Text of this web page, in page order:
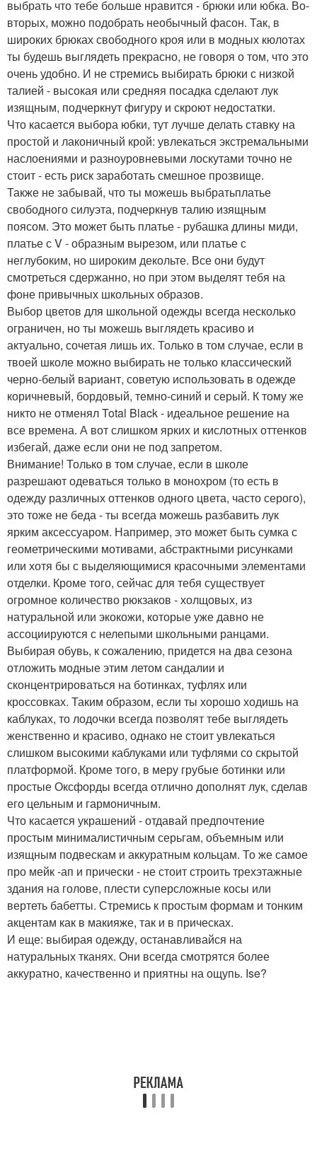
выбрать что тебе больше нравится - брюки или юбка. Во-
вторых, можно подобрать необычный фасон. Так, в
широких брюках свободного кроя или в модных кюлотах
ты будешь выглядеть прекрасно, не говоря о том, что это
очень удобно. И не стремись выбирать брюки с низкой
талией - высокая или средняя посадка сделают лук
изящным, подчеркнут фигуру и скроют недостатки.
Что касается выбора юбки, тут лучше делать ставку на
простой и лаконичный крой: увлекаться экстремальными
наслоениями и разноуровневыми лоскутами точно не
стоит - есть риск заработать смешное прозвище.
Также не забывай, что ты можешь выбратьплатье
свободного силуэта, подчеркнув талию изящным
поясом. Это может быть платье - рубашка длины миди,
платье с V - образным вырезом, или платье с
неглубоким, но широким декольте. Все они будут
смотреться сдержанно, но при этом выделят тебя на
фоне привычных школьных образов.
Выбор цветов для школьной одежды всегда несколько
ограничен, но ты можешь выглядеть красиво и
актуально, сочетая лишь их. Только в том случае, если в
твоей школе можно выбирать не только классический
черно-белый вариант, советую использовать в одежде
коричневый, бордовый, темно-синий и серый. К тому же
никто не отменял Total Black - идеальное решение на
все времена. А вот слишком ярких и кислотных оттенков
избегай, даже если они не под запретом.
Внимание! Только в том случае, если в школе
разрешают одеваться только в монохром (то есть в
одежду различных оттенков одного цвета, часто серого),
это тоже не беда - ты всегда можешь разбавить лук
ярким аксессуаром. Например, это может быть сумка с
геометрическими мотивами, абстрактными рисунками
или хотя бы с выделяющимися красочными элементами
отделки. Кроме того, сейчас для тебя существует
огромное количество рюкзаков - холщовых, из
натуральной или экокожи, которые уже давно не
ассоциируются с нелепыми школьными ранцами.
Выбирая обувь, к сожалению, придется на два сезона
отложить модные этим летом сандалии и
сконцентрироваться на ботинках, туфлях или
кроссовках. Таким образом, если ты хорошо ходишь на
каблуках, то лодочки всегда позволят тебе выглядеть
женственно и красиво, однако не стоит увлекаться
слишком высокими каблуками или туфлями со скрытой
платформой. Кроме того, в меру грубые ботинки или
простые Оксфорды всегда отлично дополнят лук, сделав
его цельным и гармоничным.
Что касается украшений - отдавай предпочтение
простым минималистичным серьгам, объемным или
изящным подвескам и аккуратным кольцам. То же самое
про мейк -ап и прически - не стоит строить трехэтажные
здания на голове, плести суперсложные косы или
вертеть бабетты. Стремись к простым формам и тонким
акцентам как в макияже, так и в прическах.
И еще: выбирая одежду, останавливайся на
натуральных тканях. Они всегда смотрятся более
аккуратно, качественно и приятны на ощупь. Ise?